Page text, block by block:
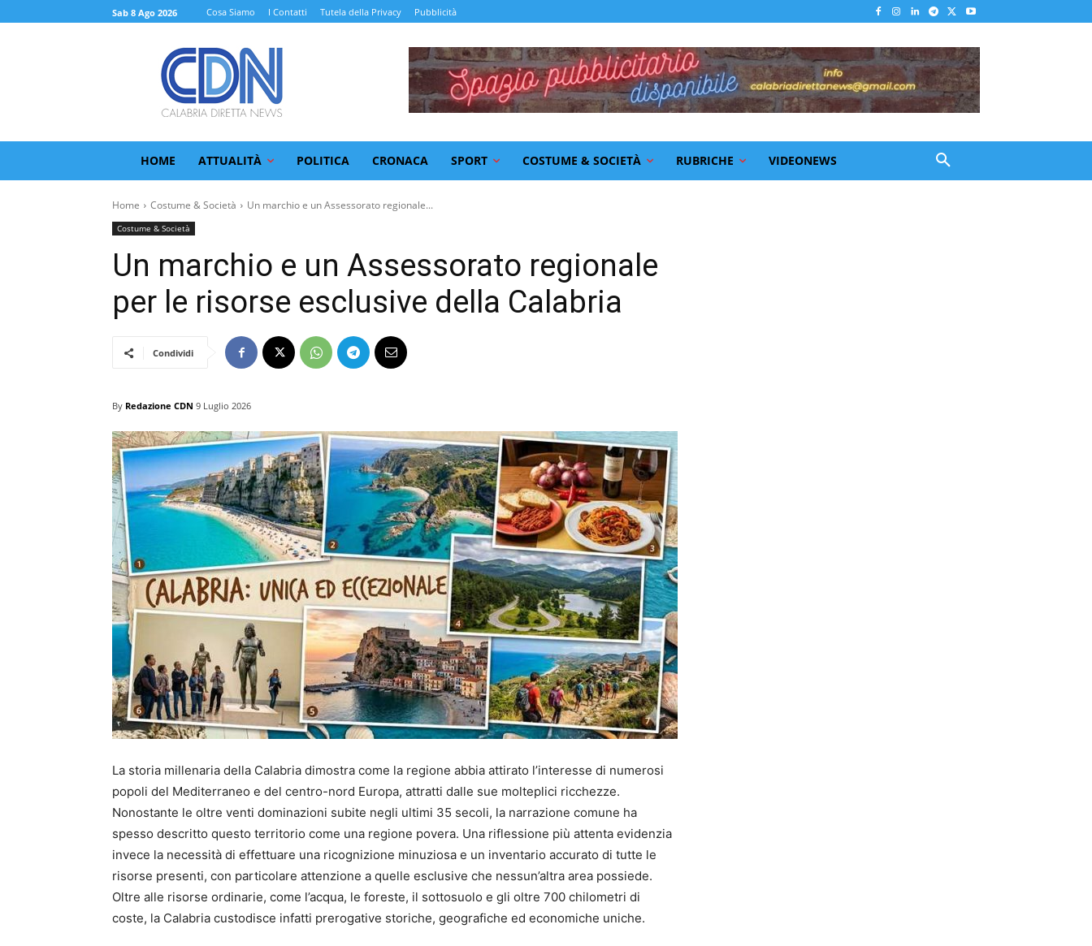
Sab 8 Ago 2026 Cosa Siamo I Contatti Tutela della Privacy Pubblicità
HOME ATTUALITÀ POLITICA CRONACA SPORT COSTUME & SOCIETÀ RUBRICHE VIDEONEWS
Home Costume & Società Un marchio e un Assessorato regionale...
Costume & Società
Un marchio e un Assessorato regionale
per le risorse esclusive della Calabria
Condividi
By Redazione CDN 9 Luglio 2026
La storia millenaria della Calabria dimostra come la regione abbia attirato l’interesse di numerosi
popoli del Mediterraneo e del centro-nord Europa, attratti dalle sue molteplici ricchezze.
Nonostante le oltre venti dominazioni subite negli ultimi 35 secoli, la narrazione comune ha
spesso descritto questo territorio come una regione povera. Una riflessione più attenta evidenzia
invece la necessità di effettuare una ricognizione minuziosa e un inventario accurato di tutte le
risorse presenti, con particolare attenzione a quelle esclusive che nessun’altra area possiede.
Oltre alle risorse ordinarie, come l’acqua, le foreste, il sottosuolo e gli oltre 700 chilometri di
coste, la Calabria custodisce infatti prerogative storiche, geografiche ed economiche uniche.